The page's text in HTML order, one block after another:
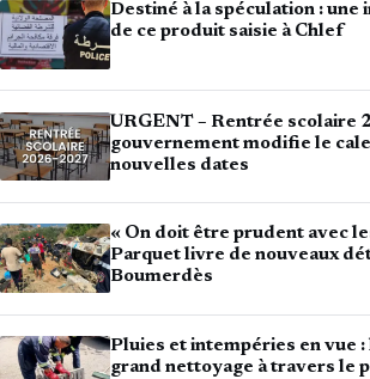
Destiné à la spéculation :
de ce produit saisie à Chlef
URGENT – Rentrée scolaire
gouvernement modifie le
nouvelles dates
« On doit être prudent avec
Parquet livre de nouveaux
Boumerdès
Pluies et intempéries en vue :
grand nettoyage à travers le